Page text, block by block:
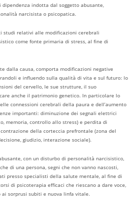
indotta dal soggetto abusante,
narcisista o psicopatica.
studi relativi alle modificazioni cerebrali
come fonte primaria di stress, al fine di
dalla causa, comporta modificazioni negative
e influendo sulla qualità di vita e sul futuro: lo
del cervello, le sue strutture, il suo
anche il patrimonio genetico. In particolare lo
connessioni cerebrali della paura e dell’aumento
importanti: diminuzione dei segnali elettrici
memoria, controllo allo stress) e perdita di
della corteccia prefrontale (zona del
giudizio, interazione sociale).
con un disturbo di personalità narcisistico,
di una persona, segni che non vanno nascosti,
presso specialisti della salute mentale, al fine di
di psicoterapia efficaci che riescano a dare voce,
sorprusi subiti e nuova linfa vitale.